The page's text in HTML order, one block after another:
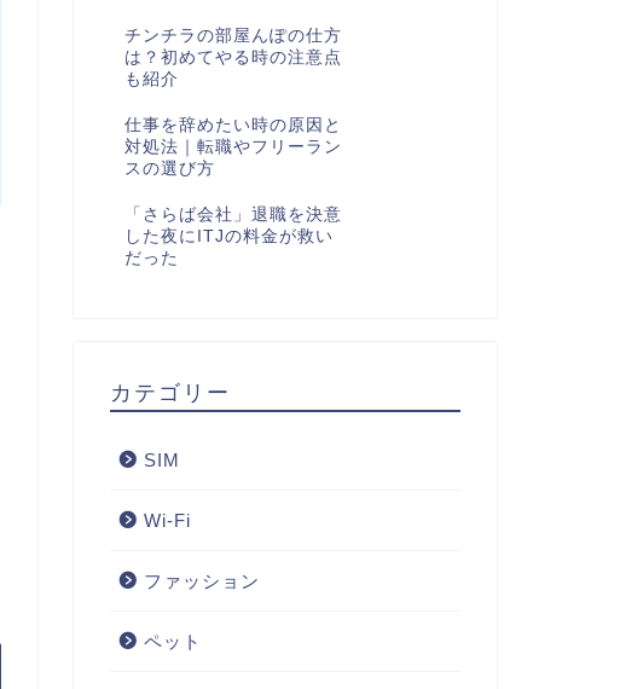
チンチラの部屋んぽの仕方
は？初めてやる時の注意点
も紹介
仕事を辞めたい時の原因と
対処法｜転職やフリーラン
スの選び方
「さらば会社」退職を決意
した夜にITJの料金が救い
だった
カテゴリー
SIM
Wi-Fi
ファッション
ペット